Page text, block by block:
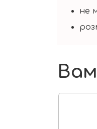
не